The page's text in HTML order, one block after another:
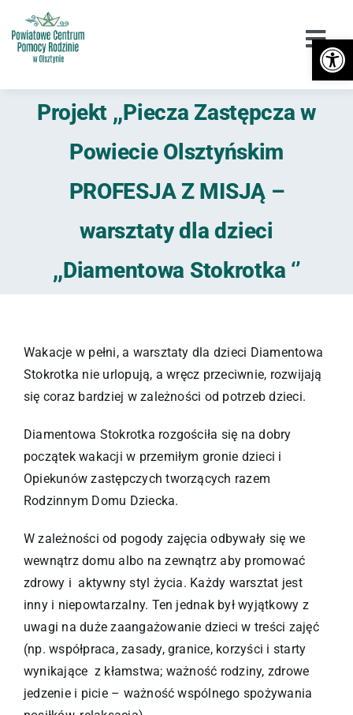
do
zawartości
Orzekanie o Niepełnosprawności
Piecza zastępcza
Wsparcie
Projekt ,,Piecza Zastępcza w
Powiecie Olsztyńskim
PROFESJA Z MISJĄ –
warsztaty dla dzieci
,,Diamentowa Stokrotka ‘’
Wakacje w pełni, a warsztaty dla dzieci Diamentowa
Stokrotka nie urlopują, a wręcz przeciwnie, rozwijają
się coraz bardziej w zależności od potrzeb dzieci.
Diamentowa Stokrotka rozgościła się na dobry
początek wakacji w przemiłym gronie dzieci i
Opiekunów zastępczych tworzących razem
Rodzinnym Domu Dziecka.
W zależności od pogody zajęcia odbywały się we
wewnątrz domu albo na zewnątrz aby promować
zdrowy i aktywny styl życia. Każdy warsztat jest
inny i niepowtarzalny. Ten jednak był wyjątkowy z
uwagi na duże zaangażowanie dzieci w treści zajęć
(np. współpraca, zasady, granice, korzyści i starty
wynikające z kłamstwa; ważność rodziny, zdrowe
jedzenie i picie – ważność wspólnego spożywania